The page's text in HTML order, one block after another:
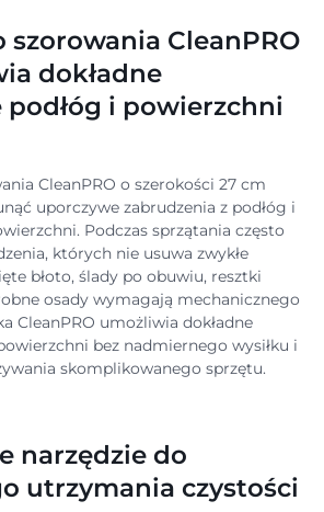
szorowania CleanPRO
dokładne
podłóg i powierzchni
CleanPRO o szerokości 27 cm
uporczywe zabrudzenia z podłóg i
Podczas sprzątania często
których nie usuwa zwykłe
błoto, ślady po obuwiu, resztki
osady wymagają mechanicznego
CleanPRO umożliwia dokładne
bez nadmiernego wysiłku i
skomplikowanego sprzętu.
narzędzie do
utrzymania czystości